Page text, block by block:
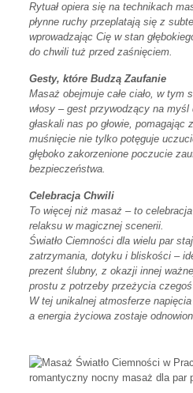
Rytuał opiera się na technikach
płynne ruchy przeplatają się z
wprowadzając Cię w stan
do chwili tuż przed zaśnięciem.
Gesty, które Budzą Zaufanie
Masaż obejmuje całe ciało, w tym
włosy – gest przywodzący na
głaskali nas po głowie, pomagając
muśnięcie nie tylko potęguje
głęboko zakorzenione poczucie
bezpieczeństwa.
Celebracja Chwili
To więcej niż masaż – to
relaksu w magicznej scenerii.
Światło Ciemności dla wielu par
zatrzymania, dotyku i bliskości –
prezent ślubny, z okazji innej
prostu z potrzeby przeżycia
W tej unikalnej atmosferze
a energia życiowa zostaje